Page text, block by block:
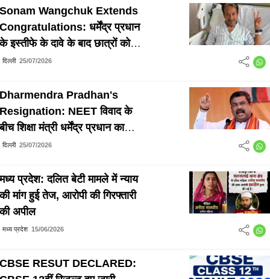
Sonam Wangchuk Extends
Congratulations: धर्मेंद्र प्रधान
के इस्तीफे के दावे के बाद छात्रों को
सोनम वांगचुक ने दी बधाई, बोले
दिल्ली 25/07/2026
Dharmendra Pradhan's
Resignation: NEET विवाद के
बीच शिक्षा मंत्री धर्मेंद्र प्रधान का
इस्तीफा, PM मोदी को भेजा त्यागपत्र
दिल्ली 25/07/2026
मध्य प्रदेश: दलित बेटी मामले में न्याय
की मांग हुई तेज, आरोपी की गिरफ्तारी
की अपील
मध्य प्रदेश 15/06/2026
CBSE RESUT DECLARED: